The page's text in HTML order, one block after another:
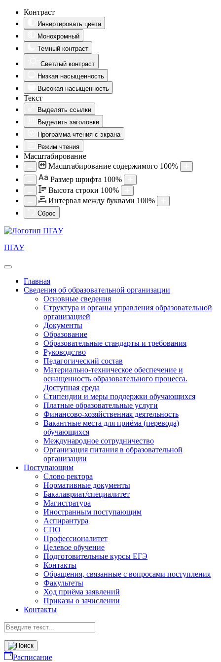
Контраст
Инвертировать цвета
Монохромный
Темный контраст
Светлый контраст
Низкая насыщенность
Высокая насыщенность
Текст
Выделять ссылки
Выделить заголовки
Программа чтения с экрана
Режим чтения
Масштабирование
Масштабирование содержимого 100%
Aa Размер шрифта 100%
Высота строки 100%
Интервал между буквами 100%
Сброс
ПГАУ
Главная
Сведения об образовательной организации
Основные сведения
Структура и органы управления образовательной
организацией
Документы
Образование
Образовательные стандарты и требования
Руководство
Педагогический состав
Материально-техническое обеспечение и
оснащенность образовательного процесса.
Доступная среда
Стипендии и меры поддержки обучающихся
Платные образовательные услуги
Финансово-хозяйственная деятельность
Вакантные места для приёма (перевода)
обучающихся
Международное сотрудничество
Организация питания в образовательной
организации
Поступающим
Слово ректора
Нормативные документы
Бакалавриат/специалитет
Магистратура
Иностранным поступающим
Аспирантура
СПО
Профессионалитет
Целевое обучение
Подготовительные курсы ЕГЭ
Контакты
Обращения, связанные с вопросами поступления
Факультеты
Ход приёма заявлений
Приказы о зачислении
Контакты
Расписание